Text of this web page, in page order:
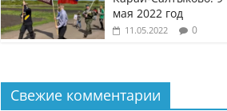
мая 2022 год
11.05.2022 0
Свежие комментарии